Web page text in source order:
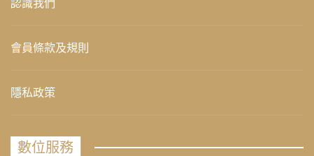
認識我們
會員條款及規則
隱私政策
數位服務